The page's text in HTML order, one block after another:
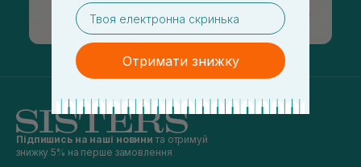
Підпишись на наші новини та отримуй
знижку 5% на перше замовлення
email
Отримати знижку